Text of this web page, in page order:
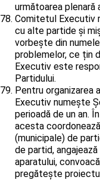
următoarea plenară
Comitetul Executiv
cu alte partide și
vorbește din
problemelor, ce țin
Executiv este
Partidului.
Pentru
Executiv numește
perioadă de un an.
acesta
(municipale) de
de partid,
aparatului,
pregătește